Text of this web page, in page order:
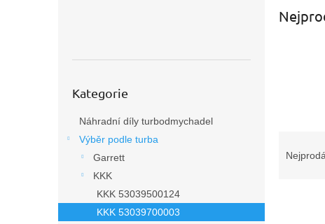
kategorie
Kategorie
Náhradní díly turbodmychadel
Výběr podle turba
Garrett
KKK
KKK 53039500124
KKK 53039700003